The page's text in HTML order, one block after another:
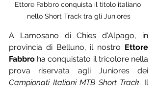
Ettore Fabbro conquista il titolo italiano
nello Short Track tra gli Juniores
A Lamosano di Chies d'Alpago, in
provincia di Belluno, il nostro Ettore
Fabbro ha conquistato il tricolore nella
Campionati Italiani MTB Short Track. Il